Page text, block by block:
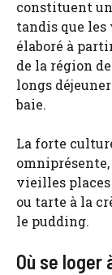
constituent
tandis que les
élaboré à
de la région
longs
baie.
La forte
vieilles
ou tarte à la
le pudding.
Où se loger